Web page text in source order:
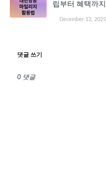
립부터 혜택까
December 13, 2025
댓글 쓰기
0 댓글